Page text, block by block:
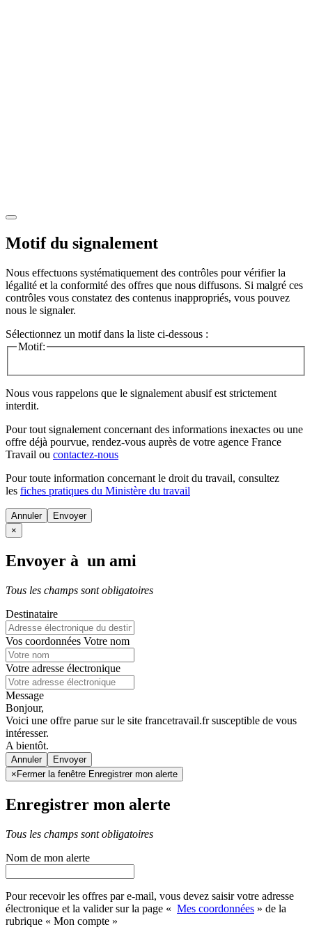
Motif du signalement
Nous effectuons systématiquement des contrôles pour vérifier la
légalité et la conformité des offres que nous diffusons. Si malgré ces
contrôles vous constatez des contenus inappropriés, vous pouvez
nous le signaler.
Sélectionnez un motif dans la liste ci-dessous :
Motif:
Nous vous rappelons que le signalement abusif est strictement
interdit.
Pour tout signalement concernant des informations inexactes ou une
offre déjà pourvue, rendez-vous auprès de votre agence France
Travail ou contactez-nous
Pour toute information concernant le droit du travail, consultez
les fiches pratiques du Ministère du travail
Annuler
×
Envoyer à un ami
Tous les champs sont obligatoires
Destinataire
Vos coordonnées Votre nom
Votre adresse électronique
Message
Bonjour,
Voici une offre parue sur le site francetravail.fr susceptible de vous
intéresser.
A bientôt.
Annuler
× Fermer la fenêtre Enregistrer mon alerte
Enregistrer mon alerte
Tous les champs sont obligatoires
Nom de mon alerte
Pour recevoir les offres par e-mail, vous devez saisir votre adresse
électronique et la valider sur la page « Mes coordonnées » de la
rubrique « Mon compte »